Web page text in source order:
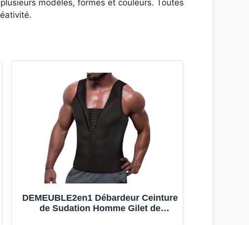
modèles, formes et couleurs. Toutes
DEMEUBLE2en1 Débardeur Ceinture
de Sudation Homme Gilet de